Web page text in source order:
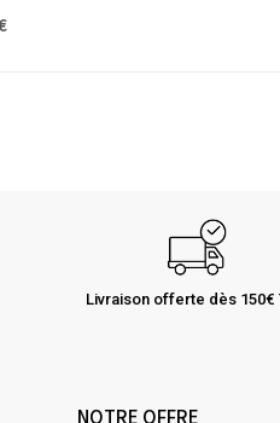
Livraison offerte dès 150€